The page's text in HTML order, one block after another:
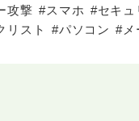
攻撃 #スマホ #セキュ
リスト
#パソコン #メ